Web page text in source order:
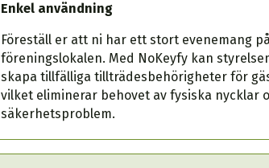
Enkel användning
Föreställ er att ni har ett stort evenemang
föreningslokalen. Med NoKeyfy kan
skapa tillfälliga tillträdesbehörigheter för
vilket eliminerar behovet av fysiska nycklar
säkerhetsproblem.